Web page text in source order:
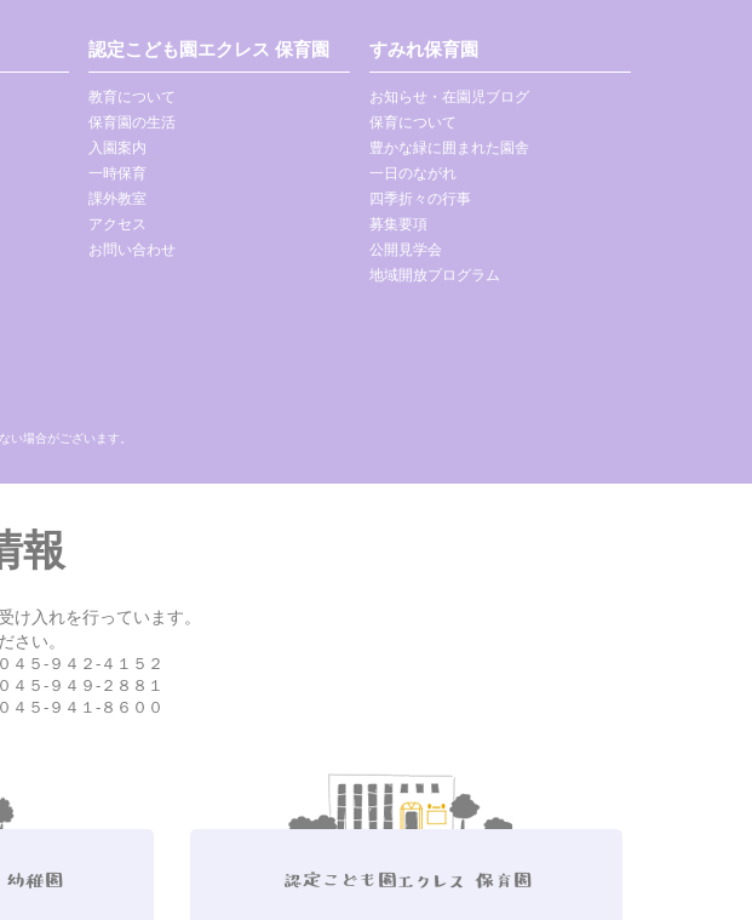
認定こども園エクレス 保育園
教育について
保育園の生活
入園案内
一時保育
課外教室
アクセス
お問い合わせ
すみれ保育園
お知らせ・在園児ブログ
保育について
豊かな緑に囲まれた園舎
一日のながれ
四季折々の行事
募集要項
公開見学会
地域開放プログラム
い場合がございます。
報
け入れを行っています。
さい。
０４５-９４２-４１５２
０４５-９４９-２８８１
０４５-９４１-８６００